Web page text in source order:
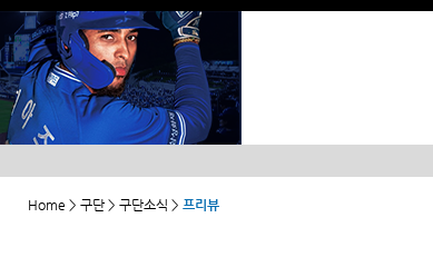
Home > 구단 > 구단소식 > 프리뷰